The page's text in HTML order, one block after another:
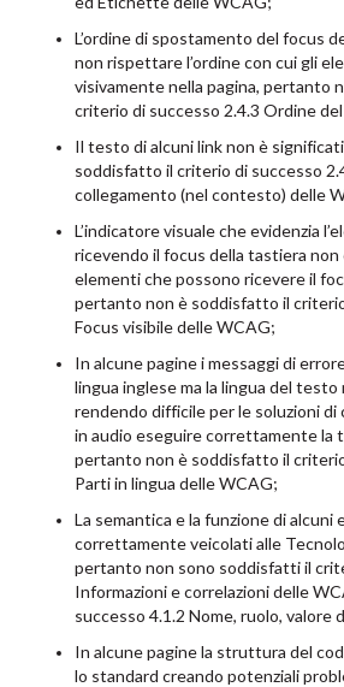
L’ordine di spostamento del focus
non rispettare l’ordine con cui gli
visivamente nella pagina, pertanto
criterio di successo 2.4.3 Ordine
Il testo di alcuni link non è
soddisfatto il criterio di successo
collegamento (nel contesto) delle
L’indicatore visuale che evidenzia
ricevendo il focus della tastiera
elementi che possono ricevere il
pertanto non è soddisfatto il
Focus visibile delle WCAG;
In alcune pagine i messaggi di
lingua inglese ma la lingua del
rendendo difficile per le soluzioni
in audio eseguire correttamente la
pertanto non è soddisfatto il
Parti in lingua delle WCAG;
La semantica e la funzione di alcuni
correttamente veicolati alle
pertanto non sono soddisfatti il
Informazioni e correlazioni delle
successo 4.1.2 Nome, ruolo, valore
In alcune pagine la struttura del
lo standard creando potenziali